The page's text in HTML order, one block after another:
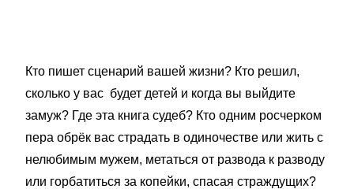
Кто пишет сценарий вашей жизни? Кто решил,
сколько у вас будет детей и когда вы выйдите
замуж? Где эта книга судеб? Кто одним росчерком
пера обрёк вас страдать в одиночестве или жить с
нелюбимым мужем, метаться от развода к разводу
или горбатиться за копейки, спасая страждущих?